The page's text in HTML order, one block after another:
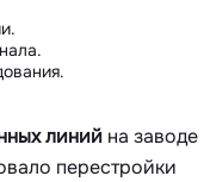
линий на заводе
перестройки